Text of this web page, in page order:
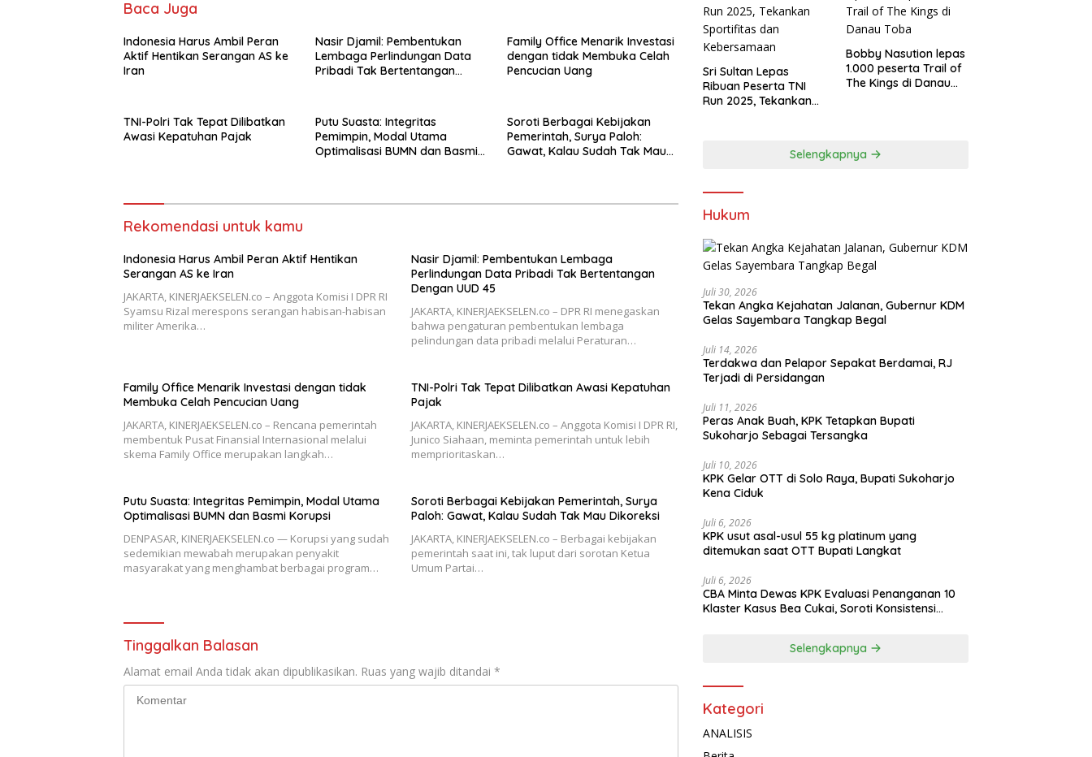
Baca Juga
Indonesia Harus Ambil Peran
Aktif Hentikan Serangan AS ke
Iran
Nasir Djamil: Pembentukan
Lembaga Perlindungan Data
Pribadi Tak Bertentangan
Family Office Menarik Investasi
dengan tidak Membuka Celah
Pencucian Uang
TNI-Polri Tak Tepat Dilibatkan
Awasi Kepatuhan Pajak
Putu Suasta: Integritas
Pemimpin, Modal Utama
Optimalisasi BUMN dan Basmi
Soroti Berbagai Kebijakan
Pemerintah, Surya Paloh:
Gawat, Kalau Sudah Tak Mau
Rekomendasi untuk kamu
Indonesia Harus Ambil Peran Aktif Hentikan
Serangan AS ke Iran
JAKARTA, KINERJAEKSELEN.co – Anggota Komisi I DPR RI
Syamsu Rizal merespons serangan habisan-habisan
militer Amerika…
Nasir Djamil: Pembentukan Lembaga
Perlindungan Data Pribadi Tak Bertentangan
Dengan UUD 45
JAKARTA, KINERJAEKSELEN.co – DPR RI menegaskan
bahwa pengaturan pembentukan lembaga
pelindungan data pribadi melalui Peraturan…
Family Office Menarik Investasi dengan tidak
Membuka Celah Pencucian Uang
JAKARTA, KINERJAEKSELEN.co – Rencana pemerintah
membentuk Pusat Finansial Internasional melalui
skema Family Office merupakan langkah…
TNI-Polri Tak Tepat Dilibatkan Awasi Kepatuhan
Pajak
JAKARTA, KINERJAEKSELEN.co – Anggota Komisi I DPR RI,
Junico Siahaan, meminta pemerintah untuk lebih
memprioritaskan…
Putu Suasta: Integritas Pemimpin, Modal Utama
Optimalisasi BUMN dan Basmi Korupsi
DENPASAR, KINERJAEKSELEN.co — Korupsi yang sudah
sedemikian mewabah merupakan penyakit
masyarakat yang menghambat berbagai program…
Soroti Berbagai Kebijakan Pemerintah, Surya
Paloh: Gawat, Kalau Sudah Tak Mau Dikoreksi
JAKARTA, KINERJAEKSELEN.co – Berbagai kebijakan
pemerintah saat ini, tak luput dari sorotan Ketua
Umum Partai…
Tinggalkan Balasan
Alamat email Anda tidak akan dipublikasikan. Ruas yang wajib ditandai *
Sri Sultan Lepas
Ribuan Peserta TNI
Run 2025, Tekankan
Bobby Nasution lepas
1.000 peserta Trail of
The Kings di Danau
Selengkapnya
Hukum
Juli 30, 2026
Tekan Angka Kejahatan Jalanan, Gubernur KDM
Gelas Sayembara Tangkap Begal
Juli 14, 2026
Terdakwa dan Pelapor Sepakat Berdamai, RJ
Terjadi di Persidangan
Juli 11, 2026
Peras Anak Buah, KPK Tetapkan Bupati
Sukoharjo Sebagai Tersangka
Juli 10, 2026
KPK Gelar OTT di Solo Raya, Bupati Sukoharjo
Kena Ciduk
Juli 6, 2026
KPK usut asal-usul 55 kg platinum yang
ditemukan saat OTT Bupati Langkat
Juli 6, 2026
CBA Minta Dewas KPK Evaluasi Penanganan 10
Klaster Kasus Bea Cukai, Soroti Konsistensi
Selengkapnya
Kategori
ANALISIS